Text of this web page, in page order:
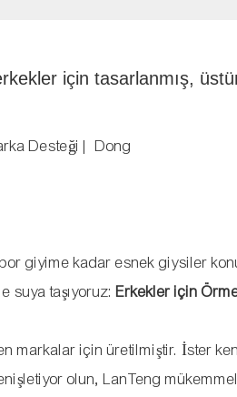
için tasarlanmış,
Desteği | Dong
giyime kadar esnek giysiler
suya taşıyoruz:Erkekler için
markalar için üretilmiştir. İster
olun, LanTeng